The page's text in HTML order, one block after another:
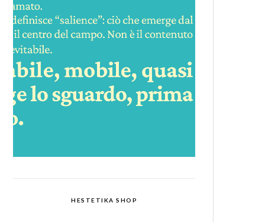
HESTETIKA SHOP